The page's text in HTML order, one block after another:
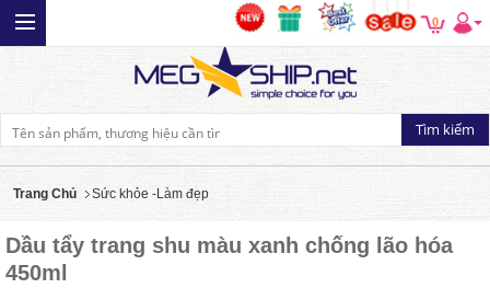
0
Trang Chủ Sức khỏe -Làm đẹp
Dầu tẩy trang shu màu xanh chống lão hóa
450ml